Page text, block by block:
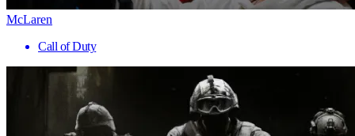
McLaren
Call of Duty